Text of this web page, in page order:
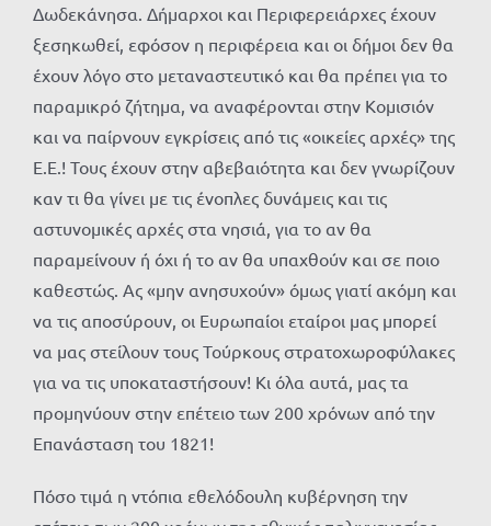
Δωδεκάνησα. Δήμαρχοι και Περιφερειάρχες έχουν
ξεσηκωθεί, εφόσον η περιφέρεια και οι δήμοι δεν θα
έχουν λόγο στο μεταναστευτικό και θα πρέπει για το
παραμικρό ζήτημα, να αναφέρονται στην Κομισιόν
και να παίρνουν εγκρίσεις από τις «οικείες αρχές» της
Ε.Ε.! Τους έχουν στην αβεβαιότητα και δεν γνωρίζουν
καν τι θα γίνει με τις ένοπλες δυνάμεις και τις
αστυνομικές αρχές στα νησιά, για το αν θα
παραμείνουν ή όχι ή το αν θα υπαχθούν και σε ποιο
καθεστώς. Ας «μην ανησυχούν» όμως γιατί ακόμη και
να τις αποσύρουν, οι Ευρωπαίοι εταίροι μας μπορεί
να μας στείλουν τους Τούρκους στρατοχωροφύλακες
για να τις υποκαταστήσουν! Κι όλα αυτά, μας τα
προμηνύουν στην επέτειο των 200 χρόνων από την
Επανάσταση του 1821!
Πόσο τιμά η ντόπια εθελόδουλη κυβέρνηση την